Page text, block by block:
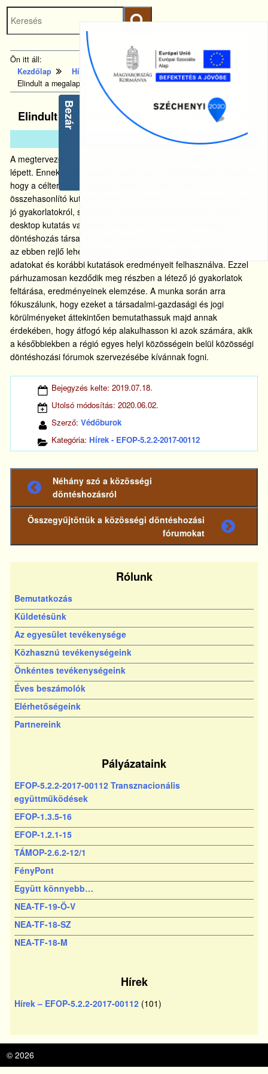
Ugrás a fő
tartalomhoz
Kezdőlapra
ugrás
Keresés
Ön itt áll:
Kezdőlap
Hírek - EFOP-5.2.2-2017-00112
Elindult a megalapozó szekunder adatgyűjtés
Elindult a megalapozó szekunder adatgyűjtés
18.
A megtervezett szekunder adatfelvétel a végrehajtás fázisába
lépett. Ennek legfontosabb aspektusa és végrehajtandó feladata,
hogy a célterületen (Magyarország területén, illetve
összehasonlító kutatás során a partnerországok területén létező
jó gyakorlatokról, szélesebb nemzetközi kitekintéssel) végzett
desktop kutatás valósuljon meg, ami áttekinti a közösségi
döntéshozás társadalmi-gazdasági és részben jogi környezetét,
az ebben rejlő lehetőségeket, elsősorban a már meglévő
adatokat és korábbi kutatások eredményeit felhasználva. Ezzel
párhuzamosan kezdődik meg részben a létező jó gyakorlatok
feltárása, eredményeinek elemzése. A munka során arra
fókuszálunk, hogy ezeket a társadalmi-gazdasági és jogi
körülményeket áttekintően bemutathassuk majd annak
érdekében, hogy átfogó kép alakulhasson ki azok számára, akik
a későbbiekben a régió egyes helyi közösségein belül közösségi
döntéshozási fórumok szervezésébe kívánnak fogni.
Bejegyzés kelte:2019.07.18.
Utolsó módosítás:2020.06.02.
Szerző:Védőburok
Kategória: Hírek - EFOP-5.2.2-2017-00112
Előző
bejegyzés
Néhány szó a közösségi
döntéshozásról
bejegyzés
Összegyűjtöttük a közösségi döntéshozási
fórumokat
Rólunk
Bemutatkozás
Küldetésünk
Az egyesület tevékenysége
Közhasznú tevékenységeink
Önkéntes tevékenységeink
Éves beszámolók
Elérhetőségeink
Partnereink
Pályázataink
EFOP-5.2.2-2017-00112 Transznacionális
együttműködések
EFOP-1.3.5-16
EFOP-1.2.1-15
TÁMOP-2.6.2-12/1
FényPont
Együtt könnyebb…
NEA-TF-19-Ö-V
NEA-TF-18-SZ
NEA-TF-18-M
Hírek
Hírek – EFOP-5.2.2-2017-00112(101)
© 2026
Bezár